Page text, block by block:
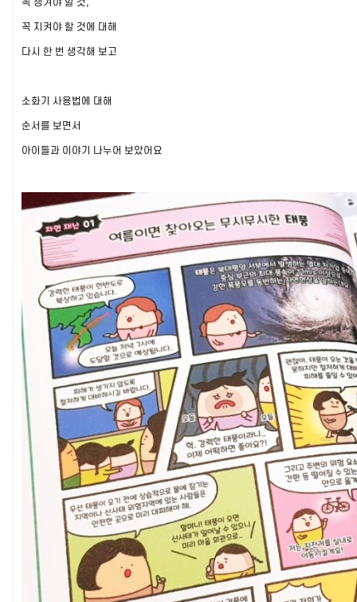
꼭 지켜야 할 것에 대해
다시 한 번 생각해 보고
소화기 사용법에 대해
순서를 보면서
아이들과 이야기 나누어 보았어요